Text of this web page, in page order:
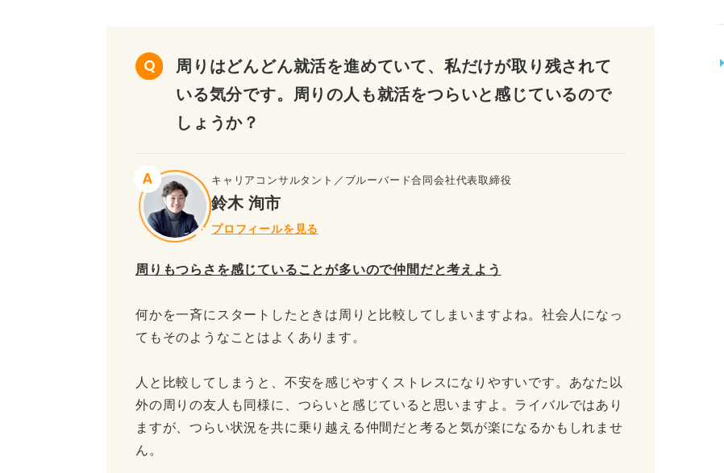
周りはどんどん就活を進めていて、私だけが取り残されて
いる気分です。周りの人も就活をつらいと感じているので
しょうか？
キャリアコンサルタント／ブルーバード合同会社代表取締役
鈴木 洵市
プロフィールを見る
周りもつらさを感じていることが多いので仲間だと考えよう
何かを一斉にスタートしたときは周りと比較してしまいますよね。社会人になっ
てもそのようなことはよくあります。
人と比較してしまうと、不安を感じやすくストレスになりやすいです。あなた以
外の周りの友人も同様に、つらいと感じていると思いますよ。ライバルではあり
ますが、つらい状況を共に乗り越える仲間だと考ると気が楽になるかもしれませ
ん。